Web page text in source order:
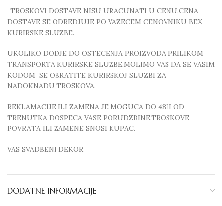
-TROSKOVI DOSTAVE NISU URACUNATI U CENU.CENA
DOSTAVE SE ODREDJUJE PO VAZECEM CENOVNIKU BEX
KURIRSKE SLUZBE.
UKOLIKO DODJE DO OSTECENJA PROIZVODA PRILIKOM
TRANSPORTA KURIRSKE SLUZBE,MOLIMO VAS DA SE VASIM
KODOM SE OBRATITE KURIRSKOJ SLUZBI ZA
NADOKNADU TROSKOVA.
REKLAMACIJE ILI ZAMENA JE MOGUCA DO 48H OD
TRENUTKA DOSPECA VASE PORUDZBINE.TROSKOVE
POVRATA ILI ZAMENE SNOSI KUPAC.
VAS SVADBENI DEKOR
DODATNE INFORMACIJE